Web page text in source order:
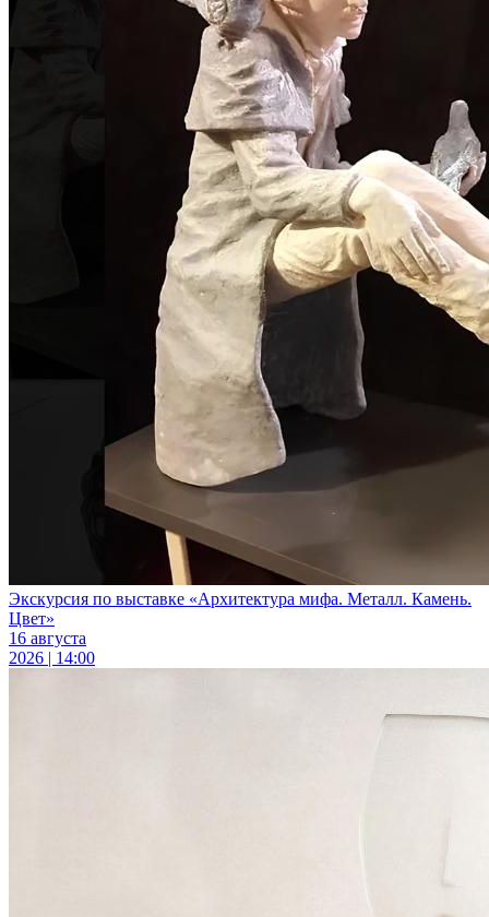
Экскурсия по выставке «Архитектура мифа. Металл. Камень.
Цвет»
16 августа
2026 | 14:00